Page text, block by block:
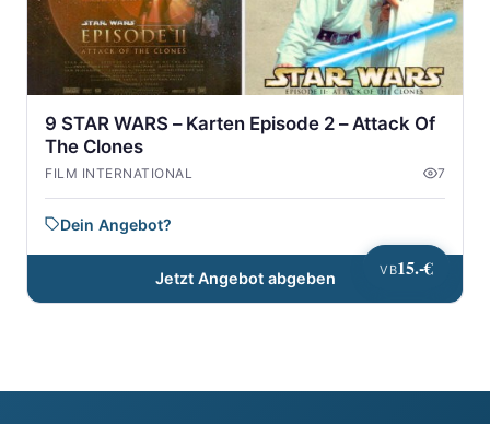
VB15.-€
9 STAR WARS – Karten Episode 2 – Attack Of
The Clones
FILM INTERNATIONAL 7
Dein Angebot?
Jetzt Angebot abgeben